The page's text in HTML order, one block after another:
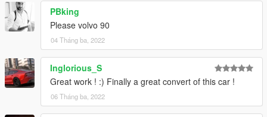
PBking
Please volvo 90
04 Tháng ba, 2022
Inglorious_S
Great work ! :) Finally a great convert of this car !
06 Tháng ba, 2022